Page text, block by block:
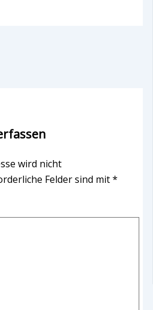
wird nicht
Felder sind mit*